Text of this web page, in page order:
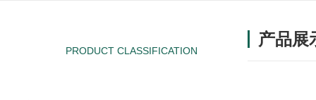
PRODUCT CLASSIFICATION
产品展